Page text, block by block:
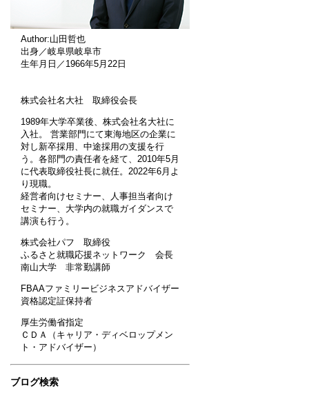
Author:山田哲也
出身／岐阜県岐阜市
生年月日／1966年5月22日
株式会社名大社 取締役会長
1989年大学卒業後、株式会社名大社に
入社。 営業部門にて東海地区の企業に
対し新卒採用、中途採用の支援を行
う。各部門の責任者を経て、2010年5月
に代表取締役社長に就任。2022年6月よ
り現職。
経営者向けセミナー、人事担当者向け
セミナー、大学内の就職ガイダンスで
講演も行う。
株式会社パフ 取締役
ふるさと就職応援ネットワーク 会長
南山大学 非常勤講師
FBAAファミリービジネスアドバイザー
資格認定証保持者
厚生労働省指定
ＣＤＡ（キャリア・ディベロップメン
ト・アドバイザー）
ブログ検索